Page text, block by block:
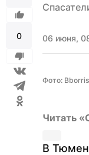
0 06 июня,
Фото:
Читать
В